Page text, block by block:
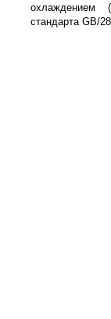
охлаждением
стандарта GB/